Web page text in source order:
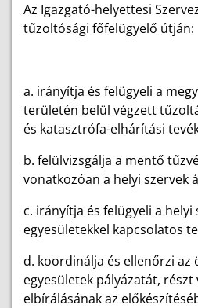
Az Igazgató-helyettesi
tűzoltósági főfelügyelő útján:
a. irányítja és felügyeli a
területén belül végzett
és katasztrófa-elhárítási
b. felülvizsgálja a mentő
vonatkozóan a helyi szervek
c. irányítja és felügyeli a
egyesületekkel kapcsolatos
d. koordinálja és ellenőrzi az
egyesületek pályázatát, részt
elbírálásának az